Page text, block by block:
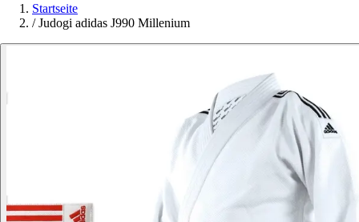
Startseite
/ Judogi adidas J990 Millenium